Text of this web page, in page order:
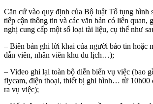
Căn cứ vào quy định của Bộ luật Tố tụng hình
tiếp cận thông tin và các văn bản có liên quan,
nghị cung cấp một số loại tài liệu, cụ thể như
– Biên bản ghi lời khai của người báo tin hoặc
dẫn viên, nhân viên khu du lịch…);
– Video ghi lại toàn bộ diễn biến vụ việc (bao
flycam, điện thoại, thiết bị ghi hình… từ 10h00
ra vụ việc);